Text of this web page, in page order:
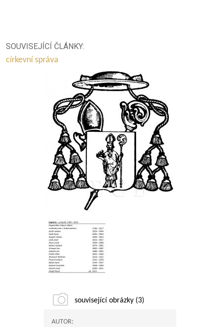
SOUVISEJÍCÍ ČLÁNKY:
církevní správa
související obrázky (3)
AUTOR: